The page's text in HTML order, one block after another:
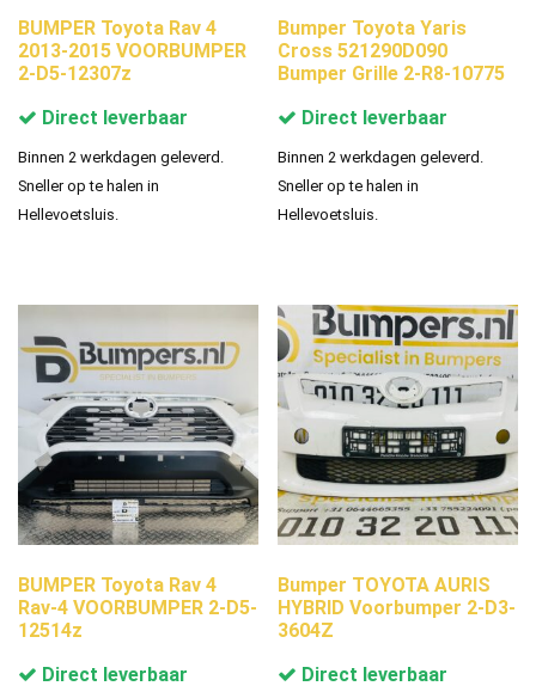
BUMPER Toyota Rav 4
2013-2015 VOORBUMPER
2-D5-12307z
Direct leverbaar
Binnen 2 werkdagen geleverd.
Sneller op te halen in
Hellevoetsluis.
Bumper Toyota Yaris
Cross 521290D090
Bumper Grille 2-R8-10775
Direct leverbaar
Binnen 2 werkdagen geleverd.
Sneller op te halen in
Hellevoetsluis.
BUMPER Toyota Rav 4
Rav-4 VOORBUMPER 2-D5-
12514z
Direct leverbaar
Bumper TOYOTA AURIS
HYBRID Voorbumper 2-D3-
3604Z
Direct leverbaar